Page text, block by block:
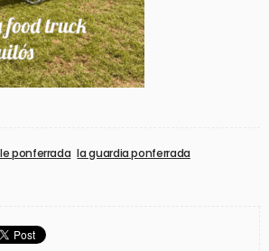
ponferrada la guardia ponferrada